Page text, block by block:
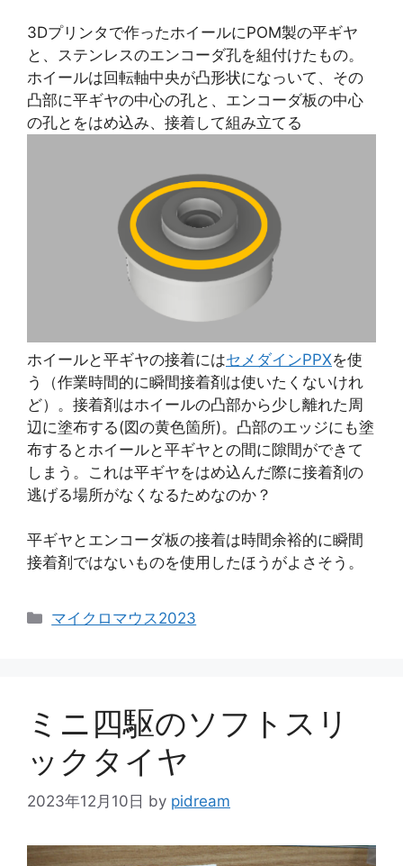
3Dプリンタで作ったホイールにPOM製の平ギヤ
と、ステンレスのエンコーダ孔を組付けたもの。
ホイールは回転軸中央が凸形状になっいて、その
凸部に平ギヤの中心の孔と、エンコーダ板の中心
の孔とをはめ込み、接着して組み立てる
ホイールと平ギヤの接着にはセメダインPPXを使
う（作業時間的に瞬間接着剤は使いたくないけれ
ど）。接着剤はホイールの凸部から少し離れた周
辺に塗布する(図の黄色箇所)。凸部のエッジにも塗
布するとホイールと平ギヤとの間に隙間ができて
しまう。これは平ギヤをはめ込んだ際に接着剤の
逃げる場所がなくなるためなのか？
平ギヤとエンコーダ板の接着は時間余裕的に瞬間
接着剤ではないものを使用したほうがよさそう。
カ
マイクロマウス2023
ミニ四駆のソフトスリ
ックタイヤ
2023年12月10日 by pidream